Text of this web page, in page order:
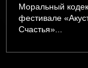
Моральный
фестивале
Счастья»...